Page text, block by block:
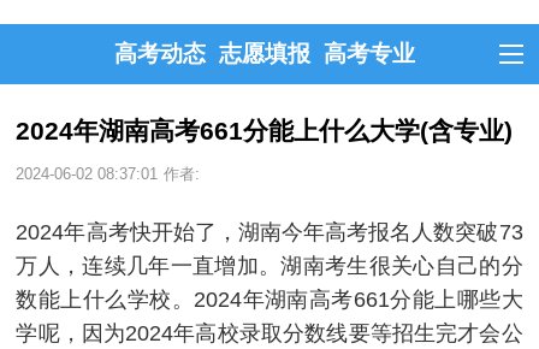
高考动态 志愿填报 高考专业
2024年湖南高考661分能上什么大学(含专业)
2024-06-02 08:37:01 作者:
2024年高考快开始了，湖南今年高考报名人数突破73
万人，连续几年一直增加。湖南考生很关心自己的分
数能上什么学校。2024年湖南高考661分能上哪些大
学呢，因为2024年高校录取分数线要等招生完才会公